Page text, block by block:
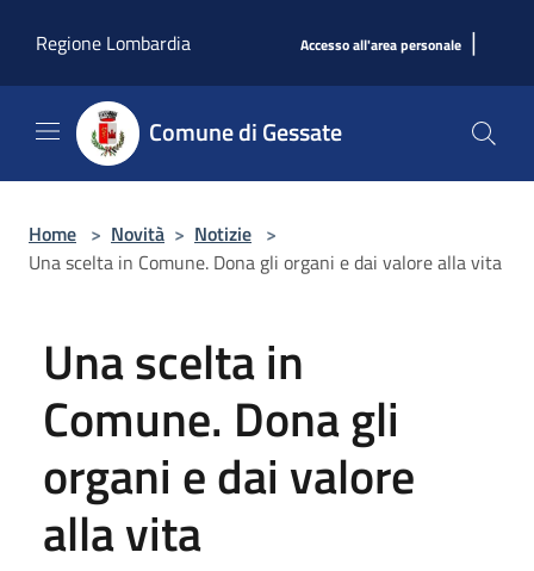
Regione Lombardia
Accesso all'area personale |
Comune di Gessate
Home > Novità > Notizie >
Una scelta in Comune. Dona gli organi e dai valore alla vita
Una scelta in
Comune. Dona gli
organi e dai valore
alla vita